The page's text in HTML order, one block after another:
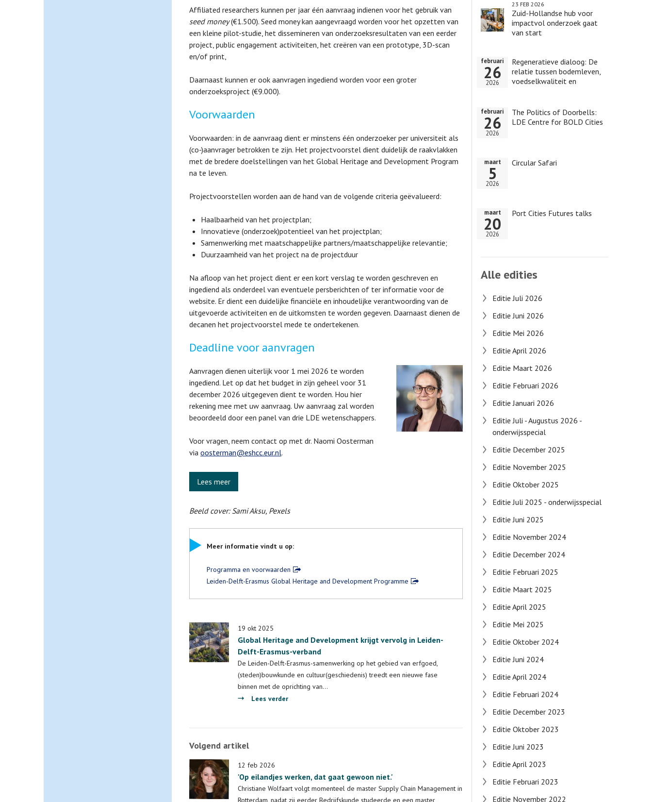
Affiliated researchers kunnen per jaar één aanvraag indienen voor het gebruik van
seed money(€1.500). Seed money kan aangevraagd worden voor het opzetten van
een kleine pilot-studie, het dissemineren van onderzoeksresultaten van een eerder
project, public engagement activiteiten, het creëren van een prototype, 3D-scan
en/of print,
Daarnaast kunnen er ook aanvragen ingediend worden voor een groter
onderzoeksproject (€9.000).
Voorwaarden
Voorwaarden: in de aanvraag dient er minstens één onderzoeker per universiteit als
(co-)aanvrager betrokken te zijn. Het projectvoorstel dient duidelijk de raakvlakken
met de bredere doelstellingen van het Global Heritage and Development Program
na te leven.
Projectvoorstellen worden aan de hand van de volgende criteria geëvalueerd:
Haalbaarheid van het projectplan;
Innovatieve (onderzoek)potentieel van het projectplan;
Samenwerking met maatschappelijke partners/maatschappelijke relevantie;
Duurzaamheid van het project na de projectduur
Na afloop van het project dient er een kort verslag te worden geschreven en
ingediend als onderdeel van eventuele persberichten of ter informatie voor de
website. Er dient een duidelijke financiële en inhoudelijke verantwoording van de
uitgevoerde activiteiten en de uitkomsten te worden gegeven. Daarnaast dienen de
decanen het projectvoorstel mede te ondertekenen.
Deadline voor aanvragen
Aanvragen dienen uiterlijk voor 1 mei 2026 te worden
ingediend. Let op dat het budget in zijn geheel voor 31
december 2026 uitgegeven dient te worden. Hou hier
rekening mee met uw aanvraag. Uw aanvraag zal worden
beoordeeld door een panel van drie LDE wetenschappers.
Voor vragen, neem contact op met dr. Naomi Oosterman
via oosterman@eshcc.eur.nl.
Lees meer
Beeld cover: Sami Aksu, Pexels
Meer informatie vindt u op:
Programma en voorwaarden
Leiden-Delft-Erasmus Global Heritage and Development Programme
19 okt 2025
Global Heritage and Development krijgt vervolg in Leiden-
Delft-Erasmus-verband
De Leiden-Delft-Erasmus-samenwerking op het gebied van erfgoed,
(steden)bouwkunde en cultuur(geschiedenis) treedt een nieuwe fase
binnen met de oprichting van…
Lees verder
in
Leiden-
Volgend artikel
12 feb 2026
'Op eilandjes werken, dat gaat gewoon niet.'
Christiane Wolfaart volgt momenteel de master Supply Chain Management in
Rotterdam, nadat zij eerder Bedrijfskunde studeerde en een master
Zuid-Hollandse hub voor
impactvol onderzoek gaat
van start
23 FEB 2026
Regeneratieve dialoog: De
relatie tussen bodemleven,
voedselkwaliteit en
februari
26
2026
The Politics of Doorbells:
LDE Centre for BOLD Cities
februari
26
2026
Circular Safari
maart
5
2026
Port Cities Futures talks
maart
20
2026
Alle edities
Editie Juli 2026
Editie Juni 2026
Editie Mei 2026
Editie April 2026
Editie Maart 2026
Editie Februari 2026
Editie Januari 2026
Editie Juli - Augustus 2026 -
onderwijsspecial
Editie December 2025
Editie November 2025
Editie Oktober 2025
Editie Juli 2025 - onderwijsspecial
Editie Juni 2025
Editie November 2024
Editie December 2024
Editie Februari 2025
Editie Maart 2025
Editie April 2025
Editie Mei 2025
Editie Oktober 2024
Editie Juni 2024
Editie April 2024
Editie Februari 2024
Editie December 2023
Editie Oktober 2023
Editie Juni 2023
Editie April 2023
Editie Februari 2023
Editie November 2022